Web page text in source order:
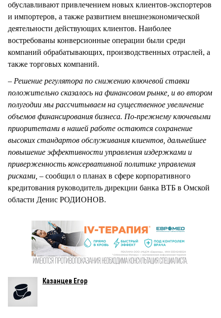
обуславливают привлечением новых клиентов-экспортеров
и импортеров, а также развитием внешнеэкономической
деятельности действующих клиентов. Наиболее
востребованы конверсионные операции были среди
компаний обрабатывающих, производственных отраслей, а
также торговых компаний.
– Решение регулятора по снижению ключевой ставки
положительно сказалось на финансовом рынке, и во втором
полугодии мы рассчитываем на существенное увеличение
объемов финансирования бизнеса. По-прежнему ключевыми
приоритетами в нашей работе остаются сохранение
высоких стандартов обслуживания клиентов, дальнейшее
повышение эффективности управления издержками и
приверженность консервативной политике управления
рисками, – сообщил о планах в сфере корпоративного
кредитования руководитель дирекции банка ВТБ в Омской
области Денис РОДИОНОВ.
Казанцев Егор